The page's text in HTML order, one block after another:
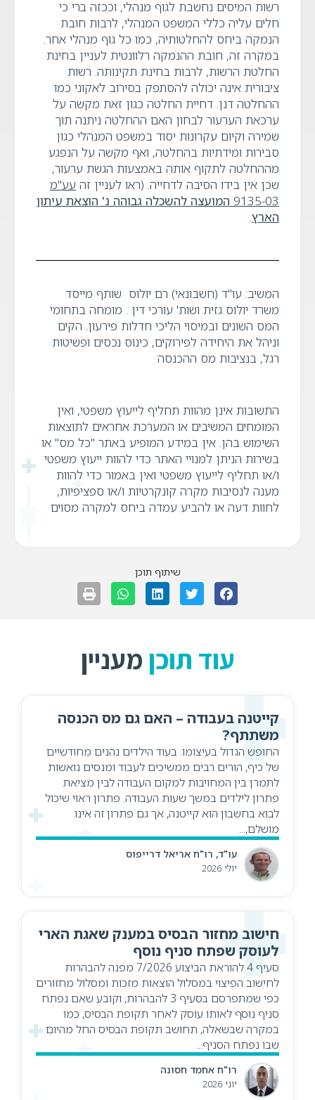
רשות המיסים נחשבת לגוף מנהלי, וככזה ברי כי
חלים עליה כללי המשפט המנהלי, לרבות חובת
הנמקה ביחס להחלטותיה, כמו כל גוף מנהלי אחר.
במקרה זה, חובת ההנמקה רלוונטית לעניין בחינת
החלטת הרשות, לרבות בחינת תקינותה. רשות
ציבורית אינה יכולה להסתפק בסירוב לאקוני כמו
ההחלטה דנן. דחיית החלטה כגון זאת מקשה על
ערכאת הערעור לבחון האם ההחלטה ניתנה תוך
שמירה וקיום עקרונות יסוד במשפט המנהלי כגון
סבירות ומידתיות בהחלטה, ואף מקשה על הנפגע
מההחלטה לתקוף אותה באמצעות הגשת ערעור,
שכן אין בידו הסיבה לדחייה. (ראו לעניין זה עע"מ
9135-03 המועצה להשכלה גבוהה נ' הוצאת עיתון
הארץ.
המשיב: עו"ד (חשבונאי) רם יולוס שותף מייסד
משרד יולוס גזית ושות' עורכי דין . מומחה בתחומי
המס השונים ובמיסוי הליכי חדלות פירעון. הקים
וניהל את היחידה לפירוקים, כינוס נכסים ופשיטות
רגל, בנציבות מס ההכנסה
התשובות אינן מהוות תחליף לייעוץ משפטי, ואין
המומחים המשיבים או המערכת אחראים לתוצאות
השימוש בהן. אין במידע המופיע באתר "כל מס" או
בשירות הניתן למנויי האתר כדי להוות ייעוץ משפטי
ו/או תחליף לייעוץ משפטי ואין באמור כדי להוות
מענה לנסיבות מקרה קונקרטיות ו/או ספציפיות,
לחוות דעה או להביע עמדה ביחס למקרה מסוים
שיתוף תוכן
עוד תוכן מעניין
קייטנה בעבודה – האם גם מס הכנסה
משתתף?
החופש הגדול בעיצומו. בעוד הילדים נהנים מחודשיים
של כיף, הורים רבים ממשיכים לעבוד ומנסים נואשות
לתמרן בין המחויבות למקום העבודה לבין מציאת
פתרון לילדים במשך שעות העבודה. פתרון ראוי שיכול
לבוא בחשבון הוא קייטנה, אך גם פתרון זה אינו
מושלם,...
עו"ד, רו"ח אריאל דרייפוס
יולי 2026
חישוב מחזור הבסיס במענק שאגת הארי
לעוסק שפתח סניף נוסף
סעיף 4 להוראת הביצוע 7/2026 מפנה להבהרות
לחישוב הפיצוי במסלול הוצאות מזכות ומסלול מחזורים
כפי שמתפרסם בסעיף 3 להבהרות, וקובע שאם נפתח
סניף נוסף לאותו עוסק לאחר תקופת הבסיס, כמו
במקרה שבשאלה, תחושב תקופת הבסיס החל מהיום
שבו נפתח הסניף...
רו"ח אחמד חסונה
יוני 2026